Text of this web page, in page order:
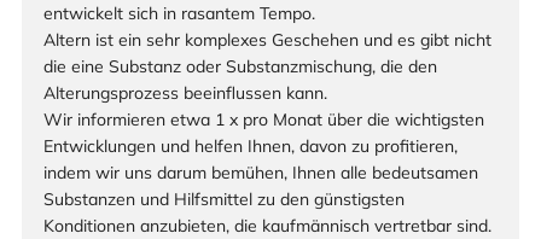
entwickelt sich in rasantem Tempo.
Altern ist ein sehr komplexes Geschehen und es gibt nicht
die eine Substanz oder Substanzmischung, die den
Alterungsprozess beeinflussen kann.
Wir informieren etwa 1 x pro Monat über die wichtigsten
Entwicklungen und helfen Ihnen, davon zu profitieren,
indem wir uns darum bemühen, Ihnen alle bedeutsamen
Substanzen und Hilfsmittel zu den günstigsten
Konditionen anzubieten, die kaufmännisch vertretbar sind.